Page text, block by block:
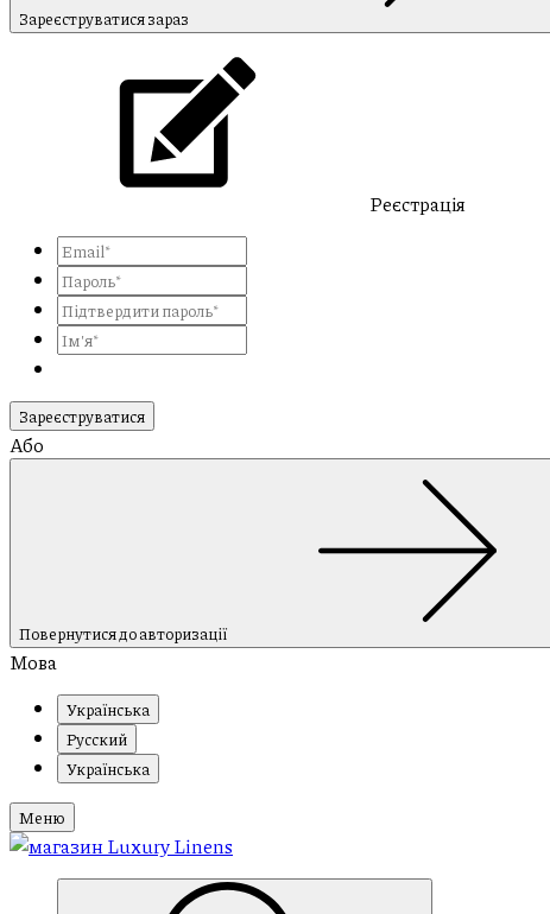
Зареєструватися зараз
Реєстрація
Зареєструватися
Або
Повернутися до авторизації
Мова
Українська
Русский
Українська
Меню